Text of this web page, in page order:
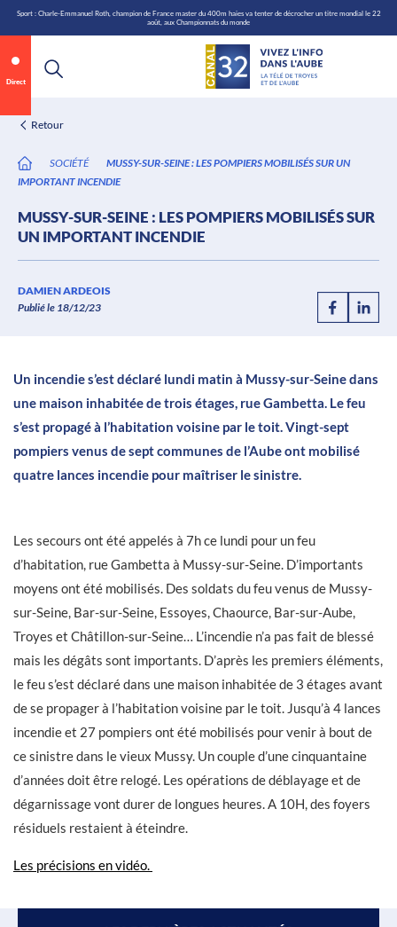
Aller
au
contenu
Sport : Charle-Emmanuel Roth, champion de France master du 400m haies va tenter de décrocher un titre mondial le 22
août, aux Championnats du monde
Direct
Retour
SOCIÉTÉ
MUSSY-SUR-SEINE : LES POMPIERS MOBILISÉS SUR UN
IMPORTANT INCENDIE
MUSSY-SUR-SEINE : LES POMPIERS MOBILISÉS SUR
UN IMPORTANT INCENDIE
DAMIEN ARDEOIS
Publié le 18/12/23
0:07 / 0:12
Un incendie s’est déclaré lundi matin à Mussy-sur-Seine dans
une maison inhabitée de trois étages, rue Gambetta. Le feu
s’est propagé à l’habitation voisine par le toit. Vingt-sept
pompiers venus de sept communes de l’Aube ont mobilisé
quatre lances incendie pour maîtriser le sinistre.
Les secours ont été appelés à 7h ce lundi pour un feu
d’habitation, rue Gambetta à Mussy-sur-Seine. D’importants
moyens ont été mobilisés. Des soldats du feu venus de Mussy-
sur-Seine, Bar-sur-Seine, Essoyes, Chaource, Bar-sur-Aube,
Troyes et Châtillon-sur-Seine… L’incendie n’a pas fait de blessé
mais les dégâts sont importants. D’après les premiers éléments,
le feu s’est déclaré dans une maison inhabitée de 3 étages avant
de se propager à l’habitation voisine par le toit. Jusqu’à 4 lances
incendie et 27 pompiers ont été mobilisés pour venir à bout de
ce sinistre dans le vieux Mussy. Un couple d’une cinquantaine
d’années doit être relogé. Les opérations de déblayage et de
dégarnissage vont durer de longues heures. A 10H, des foyers
résiduels restaient à éteindre.
Les précisions en vidéo.